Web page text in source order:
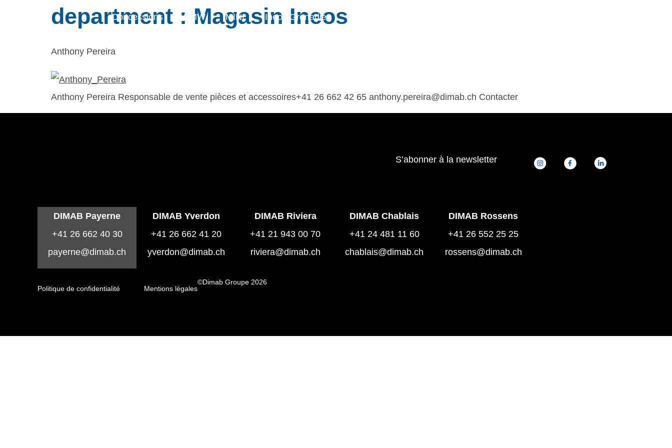
Concessions BMW MINI Ineos Grenadier
department : Magasin Ineos
Anthony Pereira
Anthony Pereira Responsable de vente pièces et accessoires+41 26 662 42 65 anthony.pereira@dimab.ch Contacter
S’abonner à la newsletter
DIMAB Payerne
+41 26 662 40 30
payerne@dimab.ch
DIMAB Yverdon
+41 26 662 41 20
yverdon@dimab.ch
DIMAB Riviera
+41 21 943 00 70
riviera@dimab.ch
DIMAB Chablais
+41 24 481 11 60
chablais@dimab.ch
DIMAB Rossens
+41 26 552 25 25
rossens@dimab.ch
Politique de confidentialité Mentions légales
©Dimab Groupe 2026